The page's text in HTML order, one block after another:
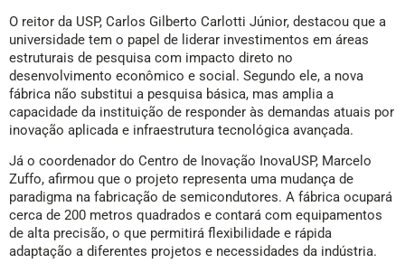
O reitor da USP, Carlos Gilberto Carlotti Júnior, destacou que a
universidade tem o papel de liderar investimentos em áreas
estruturais de pesquisa com impacto direto no
desenvolvimento econômico e social. Segundo ele, a nova
fábrica não substitui a pesquisa básica, mas amplia a
capacidade da instituição de responder às demandas atuais por
inovação aplicada e infraestrutura tecnológica avançada.
Já o coordenador do Centro de Inovação InovaUSP, Marcelo
Zuffo, afirmou que o projeto representa uma mudança de
paradigma na fabricação de semicondutores. A fábrica ocupará
cerca de 200 metros quadrados e contará com equipamentos
de alta precisão, o que permitirá flexibilidade e rápida
adaptação a diferentes projetos e necessidades da indústria.